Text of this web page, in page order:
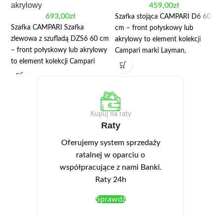
akrylowy
693,00zł
Szafka CAMPARI Szafka
zlewowa z szufladą DZS6 60 cm
– front połyskowy lub akrylowy
to element kolekcji Campari
marki Layman, przeznaczony do
82/87 cm. W danych produktu
front akrylowy. Szafka zlewowa
z dużą szufladą z pełnym
459,00zł
Szafka stojąca CAMPARI D6 60
cm – front połyskowy lub
akrylowy to element kolekcji
Campari marki Layman,
przeznaczony do modułowej
zabudowy kuchni. Najważniejsze
wysokość 82/87 cm. W danych
produktu wskazano: płyta
laminowana, front akrylowy.
Duża, jednodrzwiowa szafka
stojąca D6 jest elementem
kolekcji Campari.
Kupuj na raty
Raty
Oferujemy system sprzedaży
ratalnej w oparciu o
współpracujące z nami Banki.
Raty 24h
Sprawdź